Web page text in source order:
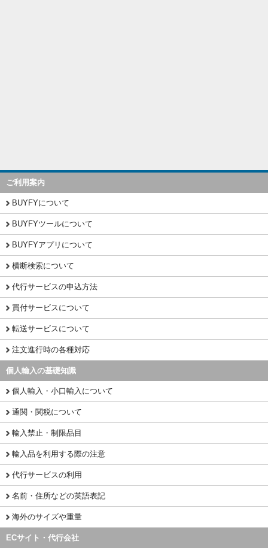
ご利用案内
BUYFYについて
BUYFYツールについて
BUYFYアプリについて
横断検索について
代行サービスの申込方法
買付サービスについて
転送サービスについて
注文進行時の各種対応
個人輸入の基礎知識
個人輸入・小口輸入について
通関・関税について
輸入禁止・制限品目
輸入品を利用する際の注意
代行サービスの利用
名前・住所などの英語表記
海外のサイズや重量
ECサイト・代行会社